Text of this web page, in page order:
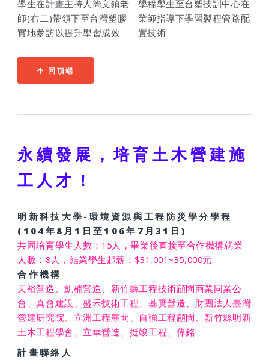
學生在計畫主持人簡文鎮老
師(右二)帶領下至台灣塑膠
實地參訪以提升學習成效
學程學生至台塑技訓中心在
業師指導下學習製程管路配
置技術
回頂端
永續發展，培育土木營建施
工人才！
明新科技大學-環境資源與工程防災學分學程
(104年8月1日至106年7月31日)
共同培育學生人數：15人，畢業後直接至合作機構就業
人數：8人，結業學生起薪：$31,001~35,000元
合作機構
天裕營造、凱楠營造、新竹縣工程技術顧問商業同業公
會、真會建設、盛禾技術工程、基寶營造、財團法人臺灣
營建研究院、立洲工程顧問、自強工程顧問、新竹縣明新
土木工程學會、立華營造、挺竣工程、偉銘
計畫聯絡人